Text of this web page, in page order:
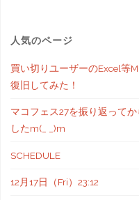
人気のページ
買い切りユーザーのExcel等
復旧してみた！
マコフェス27を振り返って
したm(_ _)m
SCHEDULE
12月17日（Fri）23:12